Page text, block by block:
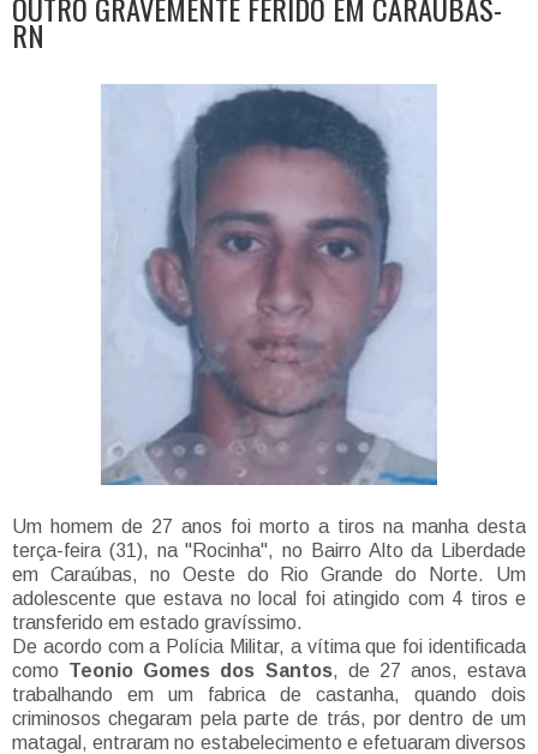
OUTRO GRAVEMENTE FERIDO EM CARAÚBAS-
RN
Um homem de 27 anos foi morto a tiros na manha desta
terça-feira (31), na "Rocinha", no Bairro Alto da Liberdade
em Caraúbas, no Oeste do Rio Grande do Norte. Um
adolescente que estava no local foi atingido com 4 tiros e
transferido em estado gravíssimo.
De acordo com a Polícia Militar, a vítima que foi identificada
como Teonio Gomes dos Santos, de 27 anos, estava
trabalhando em um fabrica de castanha, quando dois
criminosos chegaram pela parte de trás, por dentro de um
matagal, entraram no estabelecimento e efetuaram diversos